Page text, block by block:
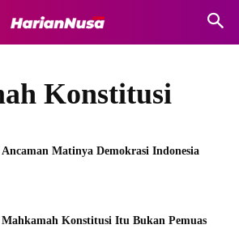
Konstitusi
Ancaman Matinya Demokrasi Indonesia
Mahkamah Konstitusi Itu Bukan Pemuas